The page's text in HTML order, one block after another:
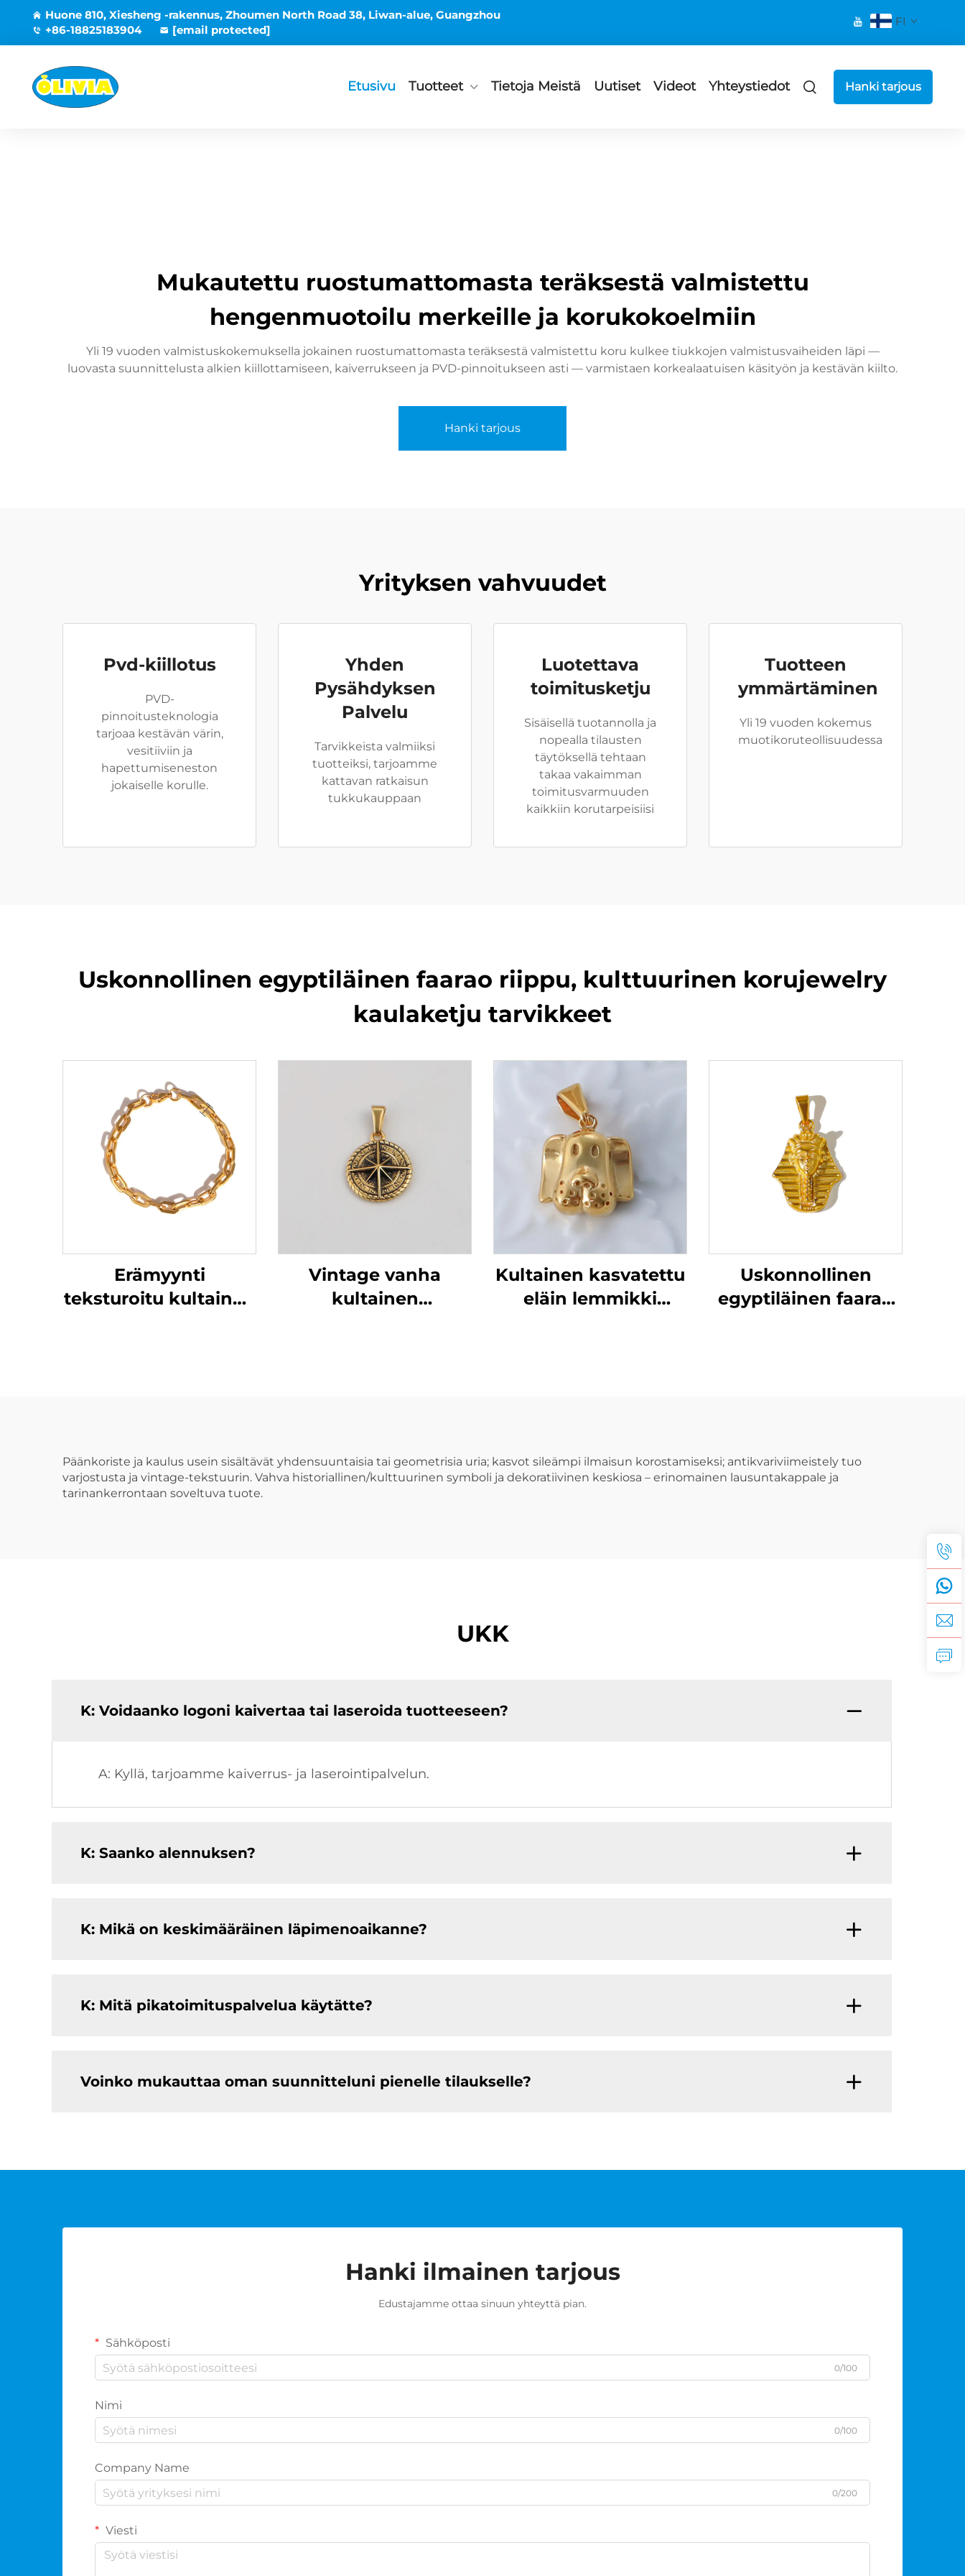
Huone 810, Xiesheng -rakennus, Zhoumen North Road 38, Liwan-alue, Guangzhou
+86-18825183904
[email protected]
FI
Etusivu Tuotteet Tietoja Meistä Uutiset Videot Yhteystiedot Hanki tarjous
Mukautettu ruostumattomasta teräksestä valmistettu
hengenmuotoilu merkeille ja korukokoelmiin
Yli 19 vuoden valmistuskokemuksella jokainen ruostumattomasta teräksestä valmistettu koru kulkee tiukkojen valmistusvaiheiden läpi —
luovasta suunnittelusta alkien kiillottamiseen, kaiverrukseen ja PVD-pinnoitukseen asti — varmistaen korkealaatuisen käsityön ja kestävän kiilto.
Hanki tarjous
Yrityksen vahvuudet
Pvd-kiillotus
PVD-
pinnoitusteknologia
tarjoaa kestävän värin,
vesitiiviin ja
hapettumiseneston
jokaiselle korulle.
Yhden
Pysähdyksen
Palvelu
Tarvikkeista valmiiksi
tuotteiksi, tarjoamme
kattavan ratkaisun
tukkukauppaan
Luotettava
toimitusketju
Sisäisellä tuotannolla ja
nopealla tilausten
täytöksellä tehtaan
takaa vakaimman
toimitusvarmuuden
kaikkiin korutarpeisiisi
Tuotteen
ymmärtäminen
Yli 19 vuoden kokemus
muotikoruteollisuudessa
Uskonnollinen egyptiläinen faarao riippu, kulttuurinen korujewelry
kaulaketju tarvikkeet
Erämyynti
teksturoitu kultainen
Vintage vanha
kultainen
Kultainen kasvatettu
eläin lemmikki
Uskonnollinen
egyptiläinen faarao
Päänkoriste ja kaulus usein sisältävät yhdensuuntaisia tai geometrisia uria; kasvot sileämpi ilmaisun korostamiseksi; antikvariviimeistely tuo
varjostusta ja vintage-tekstuurin. Vahva historiallinen/kulttuurinen symboli ja dekoratiivinen keskiosa – erinomainen lausuntakappale ja
tarinankerrontaan soveltuva tuote.
UKK
K: Voidaanko logoni kaivertaa tai laseroida tuotteeseen?
A: Kyllä, tarjoamme kaiverrus- ja laserointipalvelun.
K: Saanko alennuksen?
K: Mikä on keskimääräinen läpimenoaikanne?
K: Mitä pikatoimituspalvelua käytätte?
Voinko mukauttaa oman suunnitteluni pienelle tilaukselle?
Hanki ilmainen tarjous
Edustajamme ottaa sinuun yhteyttä pian.
Sähköposti
0/100
Nimi
0/100
Company Name
0/200
Viesti